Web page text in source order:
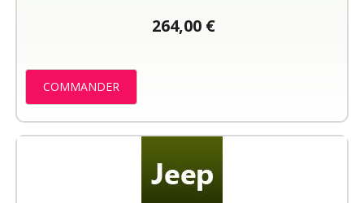
264,00 €
COMMANDER